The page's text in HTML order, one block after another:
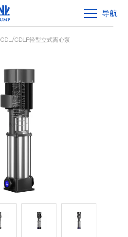
导航
CDL/CDLF轻型立式离心泵